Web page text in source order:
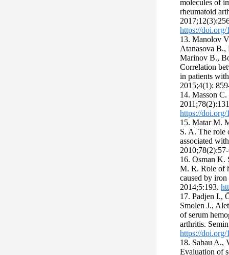
molecules of
rheumatoid
https://doi.org/
13. Manolov
Atanasova B.,
Marinov B.,
Correlation
in patients
2015;4(1):
14. Masson
https://
15. Matar M.
S. A. The role
associated
16. Osman
M. R. Role of
caused by
2014;5:193.
17. Padjen I.,
Smolen J.,
of serum
arthritis.
https://doi.org/
18. Sabau A.,
Evaluation of